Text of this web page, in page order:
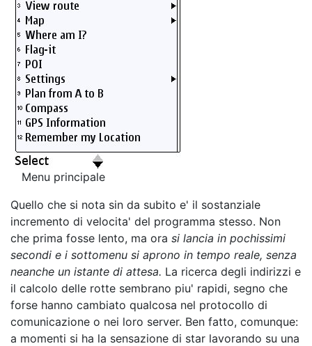
Menu principale
Quello che si nota sin da subito e' il sostanziale
incremento di velocita' del programma stesso. Non
che prima fosse lento, ma ora si lancia in pochissimi
secondi e i sottomenu si aprono in tempo reale, senza
neanche un istante di attesa. La ricerca degli indirizzi e
il calcolo delle rotte sembrano piu' rapidi, segno che
forse hanno cambiato qualcosa nel protocollo di
comunicazione o nei loro server. Ben fatto, comunque:
a momenti si ha la sensazione di star lavorando su una